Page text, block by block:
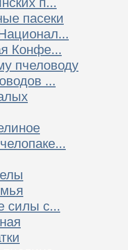
пасеки
Конфе...
пчеловоду
...
силы с...